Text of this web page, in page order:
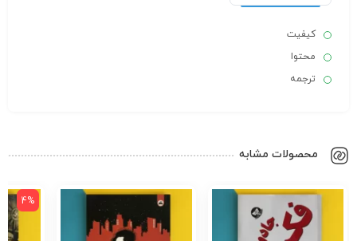
کیفیت
محتوا
ترجمه
محصولات مشابه
4%